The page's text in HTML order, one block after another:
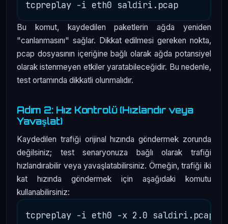
Bu komut, kaydedilen paketlerin ağda yeniden
"canlanmasını" sağlar. Dikkat edilmesi gereken nokta,
pcap dosyasının içeriğine bağlı olarak ağda potansiyel
olarak istenmeyen etkiler yaratabileceğidir. Bu nedenle,
test ortamında dikkatli olunmalıdır.
Adım 2: Hız Kontrolü (Hızlandır veya
Yavaşlat)
Kaydedilen trafiği orijinal hızında göndermek zorunda
değilsiniz; test senaryonuza bağlı olarak trafiği
hızlandırabilir veya yavaşlatabilirsiniz. Örneğin, trafiği iki
kat hızında göndermek için aşağıdaki komutu
kullanabilirsiniz: